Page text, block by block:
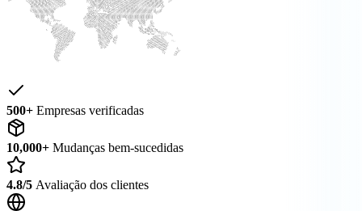
500+ Empresas verificadas
10,000+ Mudanças bem-sucedidas
4.8/5 Avaliação dos clientes